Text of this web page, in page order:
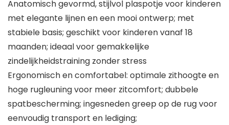
Anatomisch gevormd, stijlvol plaspotje voor kinderen
met elegante lijnen en een mooi ontwerp; met
stabiele basis; geschikt voor kinderen vanaf 18
maanden; ideaal voor gemakkelijke
zindelijkheidstraining zonder stress
Ergonomisch en comfortabel: optimale zithoogte en
hoge rugleuning voor meer zitcomfort; dubbele
spatbescherming; ingesneden greep op de rug voor
eenvoudig transport en lediging;